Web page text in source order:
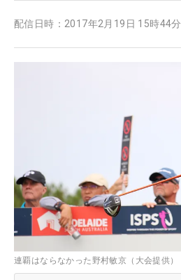
配信日時： 2017年2月19日 15時44分
連覇はならなかった野村敏京（大会提供）